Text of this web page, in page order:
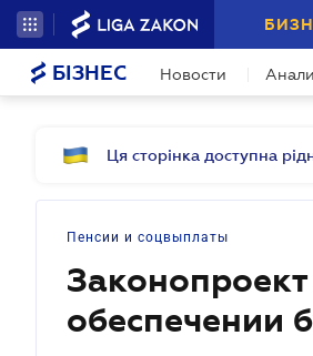
БІЗНЕС Новости
Ця сторінка доступна
Пенсии и соцвыплаты
обеспечении